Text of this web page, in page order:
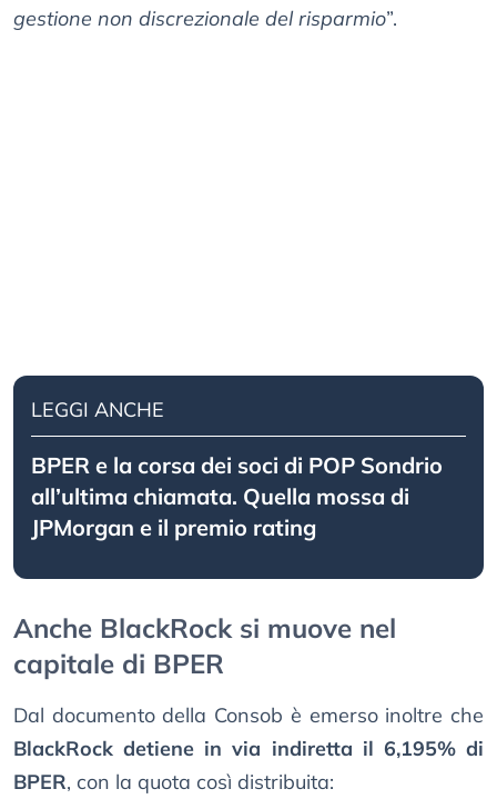
gestione non discrezionale del risparmio”.
LEGGI ANCHE
BPER e la corsa dei soci di POP Sondrio
all’ultima chiamata. Quella mossa di
JPMorgan e il premio rating
Anche BlackRock si muove nel
capitale di BPER
Dal documento della Consob è emerso inoltre che
BlackRock detiene in via indiretta il 6,195% di
BPER, con la quota così distribuita: